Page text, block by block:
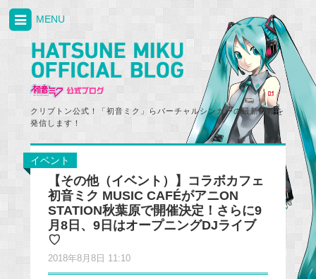
クリプトン公式！「初音ミク」らバーチャルシンガーの最新情報を
発信します！
MENU
イベント
【その他（イベント）】コラボカフェ
初音ミク MUSIC CAFÉがアニON
STATION秋葉原で開催決定！さらに9
月8日、9日はオープニングDJライブ
♡
2018年8月8日 11:10